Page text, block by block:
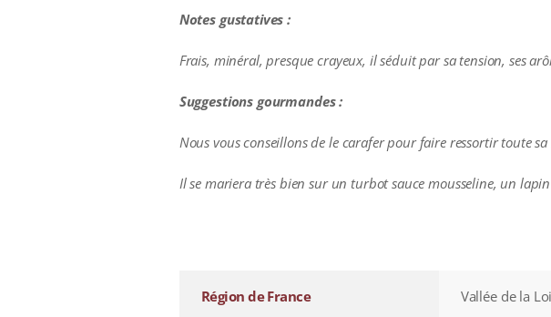
Notes gustatives :
Frais, minéral, presque crayeux, il séduit par sa tension, ses
Suggestions gourmandes :
Nous vous conseillons de le carafer pour faire ressortir toute
Il se mariera très bien sur un turbot sauce mousseline, un
Région de France Vallée de la